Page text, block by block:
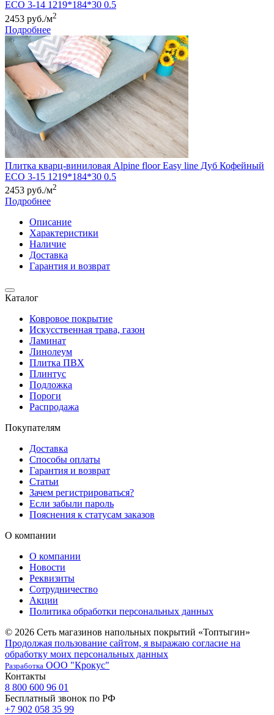
ЕСО 3-14 1219*184*30 0.5
2453 руб./м2
Подробнее
Плитка кварц-виниловая Alpine floor Easy line Дуб Кофейный
ЕСО 3-15 1219*184*30 0.5
2453 руб./м2
Подробнее
Описание
Характеристики
Наличие
Доставка
Гарантия и возврат
Каталог
Ковровое покрытие
Искусственная трава, газон
Ламинат
Линолеум
Плитка ПВХ
Плинтус
Подложка
Пороги
Распродажа
Покупателям
Доставка
Способы оплаты
Гарантия и возврат
Статьи
Зачем регистрироваться?
Если забыли пароль
Пояснения к статусам заказов
О компании
О компании
Новости
Реквизиты
Сотрудничество
Акции
Политика обработки персональных данных
© 2026 Сеть магазинов напольных покрытий «Топтыгин»
Продолжая пользование сайтом, я выражаю согласие на
обработку моих персональных данных
Разработка ООО "Крокус"
Контакты
8 800 600 96 01
Бесплатный звонок по РФ
+7 902 058 35 99